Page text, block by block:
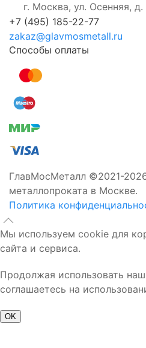
г. Москва, ул. Осенняя,
+7 (495) 185-22-77
zakaz@glavmosmetall.ru
Способы оплаты
ГлавМосМеталл ©2021-
металлопроката в Москве.
Политика
Мы используем cookie для
сайта и сервиса.
Продолжая использовать
соглашаетесь на
OK